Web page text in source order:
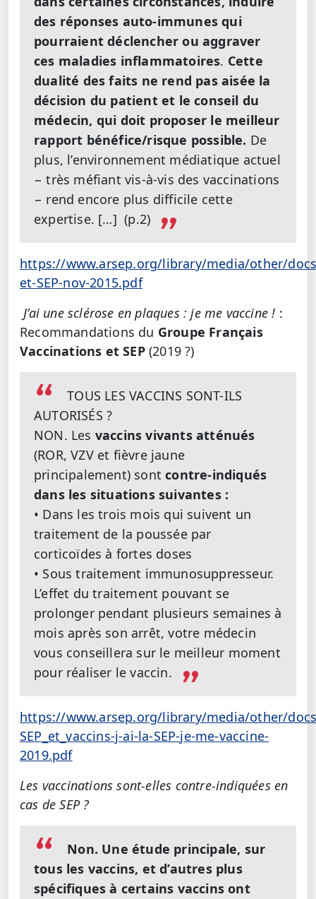
des réponses auto-immunes qui
pourraient déclencher ou aggraver
ces maladies inflammatoires. Cette
dualité des faits ne rend pas aisée la
décision du patient et le conseil du
médecin, qui doit proposer le meilleur
rapport bénéfice/risque possible. De
plus, l’environnement médiatique actuel
− très méfiant vis-à-vis des vaccinations
− rend encore plus difficile cette
expertise. […] (p.2)
https://www.arsep.org/library/media/other/
et-SEP-nov-2015.pdf
J’ai une sclérose en plaques : je me vaccine ! :
Recommandations du Groupe Français
Vaccinations et SEP(2019 ?)
TOUS LES VACCINS SONT-ILS
AUTORISÉS ?
NON. Les vaccins vivants atténués
(ROR, VZV et fièvre jaune
principalement) sontcontre-indiqués
dans les situations suivantes :
• Dans les trois mois qui suivent un
traitement de la poussée par
corticoïdes à fortes doses
• Sous traitement immunosuppresseur.
L’effet du traitement pouvant se
prolonger pendant plusieurs semaines à
mois après son arrêt, votre médecin
vous conseillera sur le meilleur moment
pour réaliser le vaccin.
https://www.arsep.org/library/media/other/
SEP_et_vaccins-j-ai-la-SEP-je-me-vaccine-
2019.pdf
Les vaccinations sont-elles contre-indiquées en
cas de SEP ?
Non. Une étude principale, sur
tous les vaccins, et d’autres plus
spécifiques à certains vaccins ont